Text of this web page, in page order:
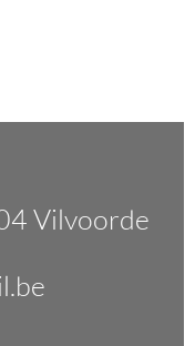
Vilvoorde